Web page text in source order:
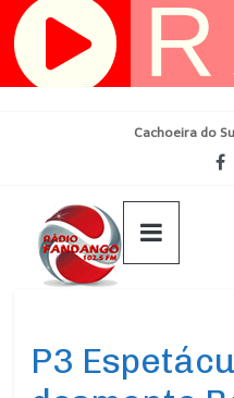
Pular
para
Cachoeira do
P3